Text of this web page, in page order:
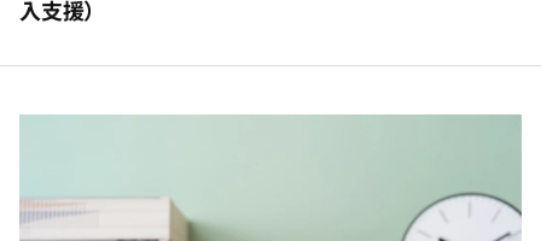
入支援）